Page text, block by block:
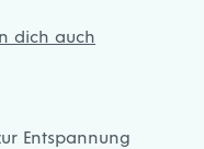
dich auch
Entspannung